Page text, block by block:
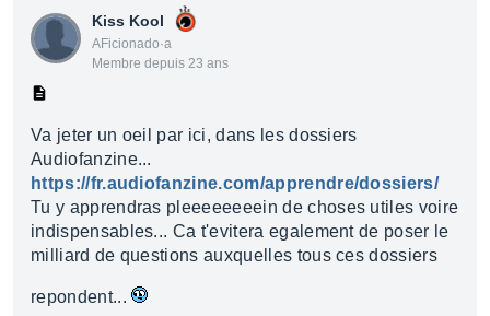
Kiss Kool
AFicionado·a
Membre depuis 23 ans
Va jeter un oeil par ici, dans les dossiers
Audiofanzine...
https://fr.audiofanzine.com/apprendre/dossiers/
Tu y apprendras pleeeeeeeein de choses utiles voire
indispensables... Ca t'evitera egalement de poser le
milliard de questions auxquelles tous ces dossiers
repondent...